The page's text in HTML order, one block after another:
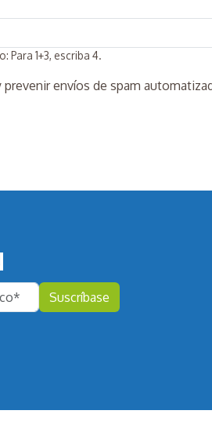
1+3, escriba 4.
envíos de spam